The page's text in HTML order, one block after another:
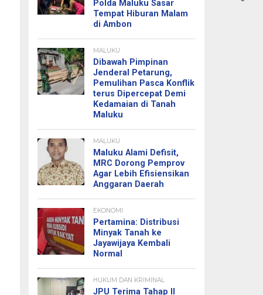
Polda Maluku Sasar
Tempat Hiburan Malam
di Ambon
MALUKU
Dibawah Pimpinan
Jenderal Petarung,
Pemulihan Pasca Konflik
terus Dipercepat Demi
Kedamaian di Tanah
Maluku
MALUKU
Maluku Alami Defisit,
MRC Dorong Pemprov
Agar Lebih Efisiensikan
Anggaran Daerah
EKONOMI
Pertamina: Distribusi
Minyak Tanah ke
Jayawijaya Kembali
Normal
HUKUM DAN KRIMINAL
JPU Terima Tahap II